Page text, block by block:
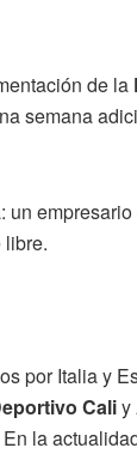
de la
semana
un
libre.
por Italia y
Caliy
la